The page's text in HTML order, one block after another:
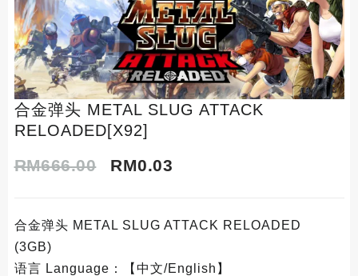
合金弹头 METAL SLUG ATTACK
RELOADED[X92]
RM666.00
Original
was:
RM666.00.
RM0.03
is:
RM0.03.
合金弹头 METAL SLUG ATTACK RELOADED
(3GB)
语言 Language：【中文/English】